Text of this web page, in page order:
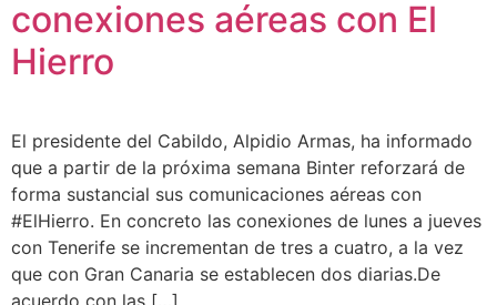
conexiones aéreas con El
Hierro
El presidente del Cabildo, Alpidio Armas, ha informado
que a partir de la próxima semana Binter reforzará de
forma sustancial sus comunicaciones aéreas con
#ElHierro. En concreto las conexiones de lunes a jueves
con Tenerife se incrementan de tres a cuatro, a la vez
que con Gran Canaria se establecen dos diarias.De
acuerdo con las […]